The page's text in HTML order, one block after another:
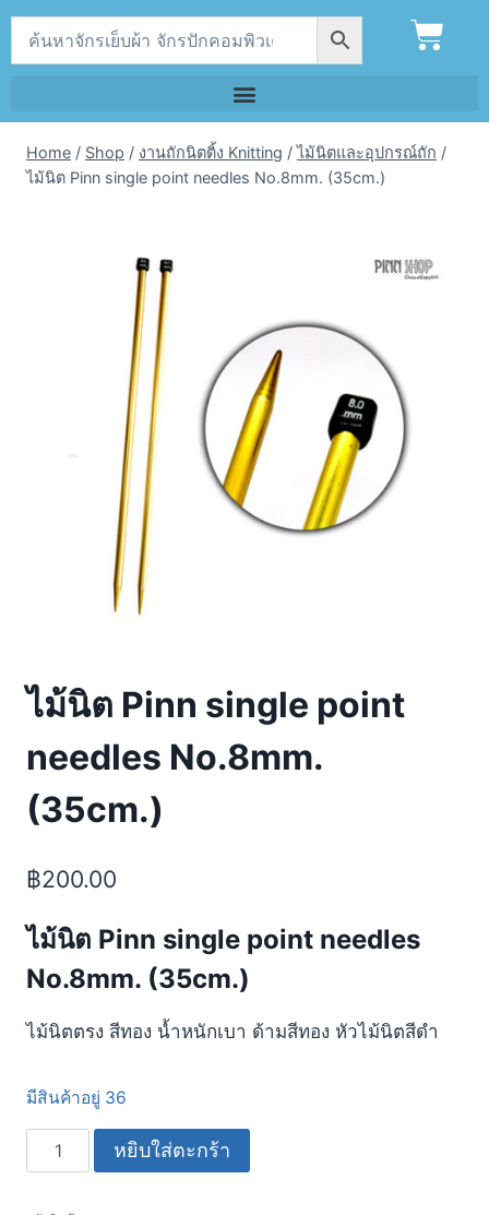
Home / Shop / งานถักนิตติ้ง Knitting / ไม้นิตและอุปกรณ์ถัก /
ไม้นิต Pinn single point needles No.8mm. (35cm.)
ไม้นิต Pinn single point
needles No.8mm.
(35cm.)
฿200.00
ไม้นิต Pinn single point needles
No.8mm. (35cm.)
ไม้นิตตรง สีทอง น้ำหนักเบา ด้ามสีทอง หัวไม้นิตสีดำ
มีสินค้าอยู่ 36
หยิบใส่ตะกร้า